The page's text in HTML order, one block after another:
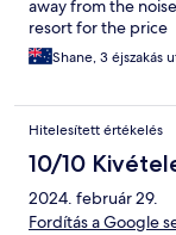
away from the
resort for the price
Shane, 3 éjszakás
Hitelesített értékelés
10/10
2024. február 29.
Fordítás a Google